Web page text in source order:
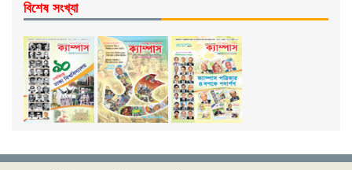
বিশেষ সংখ্যা